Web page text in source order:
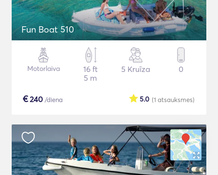
Fun Boat 510
Motorlaiva
16 ft
5 m
5 Kruīza 0
€240 /diena (1 atsauksmes)
5.0